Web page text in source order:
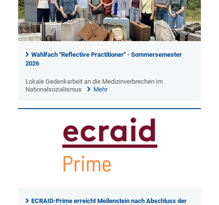
Wahlfach "Reflective Practitioner" - Sommersemester
2026
Lokale Gedenkarbeit an die Medizinverbrechen im
Nationalsozialismus
Mehr
ECRAID-Prime erreicht Meilenstein nach Abschluss der